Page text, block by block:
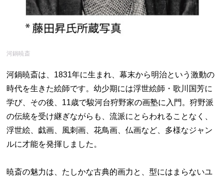
河鍋暁斎
河鍋暁斎は、1831年に生まれ、幕末から明治という激動の
時代を生きた絵師です。幼少期には浮世絵師・歌川国芳に
学び、その後、11歳で駿河台狩野家の画塾に入門。狩野派
の伝統を受け継ぎながらも、流派にとらわれることなく、
浮世絵、戯画、風刺画、花鳥画、仏画など、多様なジャン
ルに才能を発揮しました。
暁斎の魅力は、たしかな古典的画力と、型にはまらないユ